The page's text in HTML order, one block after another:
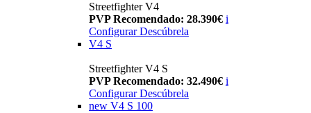
Streetfighter V4
PVP Recomendado: 28.390€ i
Configurar Descúbrela
V4 S
Streetfighter V4 S
PVP Recomendado: 32.490€ i
Configurar Descúbrela
new V4 S 100